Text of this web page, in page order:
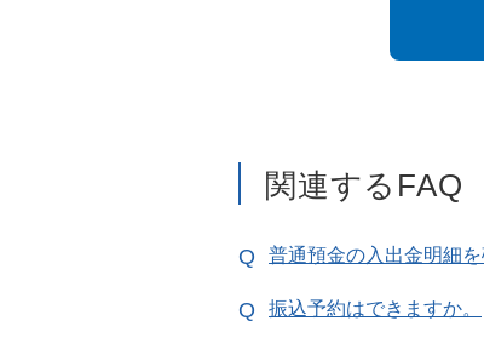
関連するFAQ
普通預金の入出金明細
振込予約はできますか。